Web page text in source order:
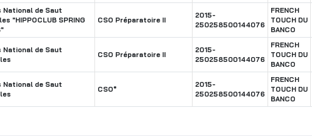
National de Saut
"HIPPOCLUB SPRING
CSO Préparatoire II
2015-
250258500144076
FRENCH
TOUCH DU
BANCO
National de Saut
CSO Préparatoire II
2015-
250258500144076
FRENCH
TOUCH DU
BANCO
National de Saut
CSO*
2015-
250258500144076
FRENCH
TOUCH DU
BANCO